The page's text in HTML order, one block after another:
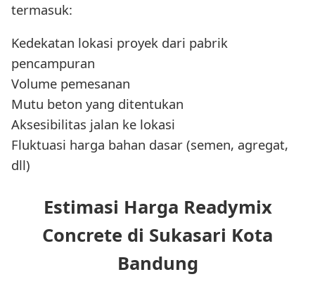
termasuk:
Kedekatan lokasi proyek dari pabrik
pencampuran
Volume pemesanan
Mutu beton yang ditentukan
Aksesibilitas jalan ke lokasi
Fluktuasi harga bahan dasar (semen, agregat,
dll)
Estimasi Harga Readymix
Concrete di Sukasari Kota
Bandung